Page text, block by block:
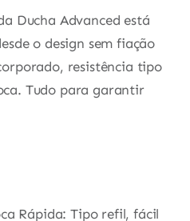
Ducha Advanced está
o design sem fiação
resistência tipo
Tudo para garantir
Rápida: Tipo refil, fácil